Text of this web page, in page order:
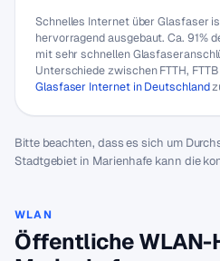
Schnelles Internet über Glasfaser
hervorragend ausgebaut. Ca. 91%
mit sehr schnellen
Unterschiede zwischen FTTH,
Glasfaser Internet in Deutschland
Bitte beachten, dass es sich um
Stadtgebiet in Marienhafe kann die
WLAN
Öffentliche WLAN-